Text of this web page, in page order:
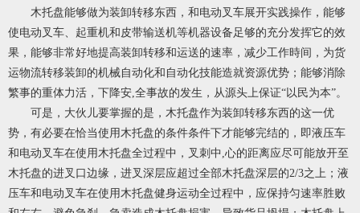
木托盘能够做为装卸转移东西，和电动叉车展开实践操作，能够
使电动叉车、起重机和皮带输送机等机器设备足够的充分发挥它的效
果，能够非常好地提高装卸转移和运送的速率，减少工作時间，为货
运物流转移装卸的机械自动化和自动化技能造就资源优势；能够消除
繁事的重体力活，下降安,全事故的发生，从源头上保证“以民为本”。
可是，大伙儿要掌握的是，木托盘作为装卸转移东西的这一优
势，有必要在恰当使用木托盘的条件条件下才能够完结的，即液压车
和电动叉车在使用木托盘全过程中，叉刺中,心的距离应尽可能放开至
木托盘的进叉口边缘，进叉深层应超过全部木托盘深层的2/3之上；液
压车和电动叉车在使用木托盘健身运动全过程中，应保持匀速率胜败